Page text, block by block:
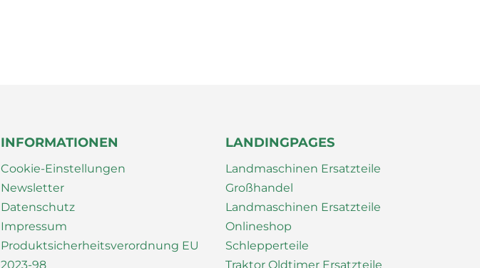
INFORMATIONEN
Cookie-Einstellungen
Newsletter
Datenschutz
Impressum
Produktsicherheitsverordnung EU
2023-98
LANDINGPAGES
Landmaschinen Ersatzteile
Großhandel
Landmaschinen Ersatzteile
Onlineshop
Schlepperteile
Traktor Oldtimer Ersatzteile